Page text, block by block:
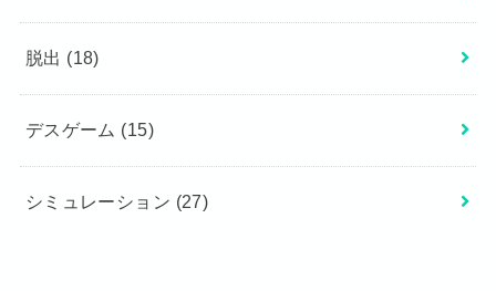
脱出 (18)
デスゲーム (15)
シミュレーション (27)